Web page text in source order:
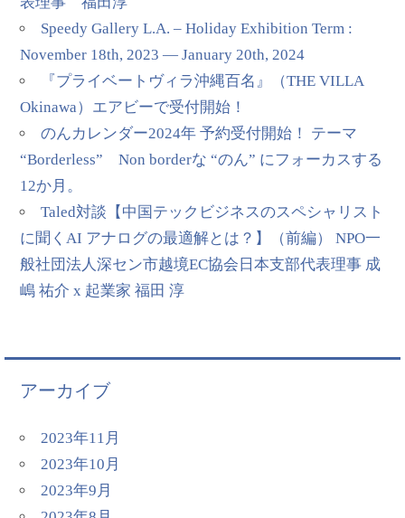
Speedy Gallery L.A. – Holiday Exhibition Term :
November 18th, 2023 — January 20th, 2024
『プライベートヴィラ沖縄百名』（THE VILLA
Okinawa）エアビーで受付開始！
のんカレンダー2024年 予約受付開始！ テーマ
“Borderless” Non borderな “のん” にフォーカスする
12か月。
Taled対談【中国テックビジネスのスペシャリスト
に聞くAI アナログの最適解とは？】（前編） NPO一
般社団法人深セン市越境EC協会日本支部代表理事 成
嶋 祐介 x 起業家 福田 淳
アーカイブ
2023年11月
2023年10月
2023年9月